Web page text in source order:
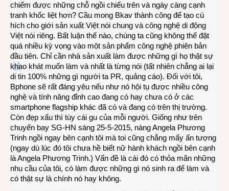
chiếm được những chỗ ngồi chiếu trên và ngày càng cạnh
tranh khốc liệt hơn? Cầu mong Bkav thành công để tạo cú
hích cho giới sản xuất Việt nói chung và công nghệ di động
Việt nói riêng. Bất luận thế nào, chùng ta cũng không thể đặt
quá nhiều kỳ vọng vào một sản phẩm công nghệ phiên bản
đầu tiên. Chỉ cần nhà sản xuất làm được những gì họ thật sự
khao khát muốn làm và nhất là từng nói (tất nhiên chẳng ai lại
di tin 100% những gì người ta PR, quảng cáo). Đối với tôi,
Bphone sẽ rất đáng yêu nếu như nó hội tụ được nhiều công
nghệ và tính năng đỉnh cao đang có hay chưa có ở các
smartphone flagship khác đã có và đang có trên thị trường.
Còn đẹp xấu thì tùy cái gu của mỗi người. Giống như trên
chuyến bay SG-HN sáng 25-5-2015, nàng Angela Phương
Trinh ngồi ngay bên cạnh tôi mà toi cũng chẳng mấy ấn tượng
(ngay dù lúc đó tôi chưa hề biết nữ hành khách ngồi bên cạnh
là Angela Phương Trinh.) Vấn đề là cái đó có thỏa mãn những
nhu cầu của tôi, có làm được những gì nó sinh ra để làm và
có thật sự là chính nó hay không.